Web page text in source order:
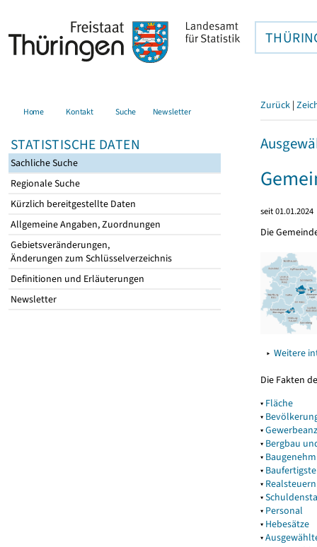
Home Kontakt Suche Newsletter
STATISTISCHE DATEN
Sachliche Suche
Regionale Suche
Kürzlich bereitgestellte Daten
Allgemeine Angaben, Zuordnungen
Gebietsveränderungen,
Änderungen zum Schlüsselverzeichnis
Definitionen und Erläuterungen
Newsletter
Zurück |
seit 01.01.2024
Die
▸ Weitere
Die Fakten
▾ Fläche
▾
▾
▾ Bergbau
▾
▾
▾ Realsteuern
▾
▾ Personal
▾ Hebesätze
▾